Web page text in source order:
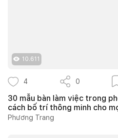
10.611
4 0
30 mẫu bàn làm việc trong
cách bố trí thông minh cho
Phương Trang